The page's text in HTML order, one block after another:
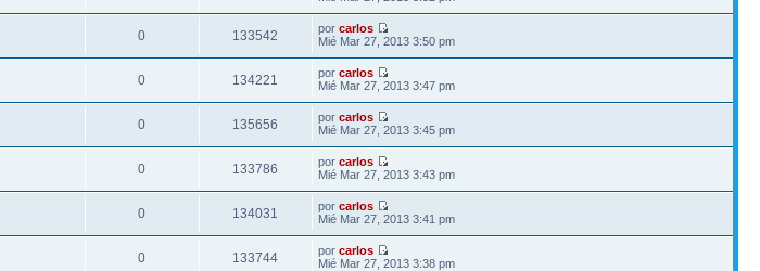
0 133542 porcarlos
Mié Mar 27, 2013 3:50 pm
0 134221 porcarlos
Mié Mar 27, 2013 3:47 pm
0 135656 porcarlos
Mié Mar 27, 2013 3:45 pm
0 133786 porcarlos
Mié Mar 27, 2013 3:43 pm
0 134031 porcarlos
Mié Mar 27, 2013 3:41 pm
0 133744 porcarlos
Mié Mar 27, 2013 3:38 pm